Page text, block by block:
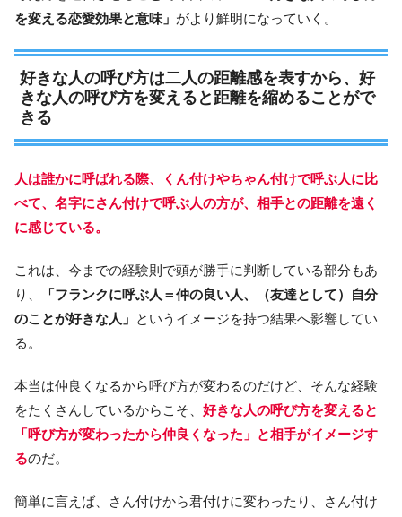
を変える恋愛効果と意味」 がより鮮明になっていく。
好きな人の呼び方は二人の距離感を表すから、好
きな人の呼び方を変えると距離を縮めることがで
きる
人は誰かに呼ばれる際、くん付けやちゃん付けで呼ぶ人に比
べて、名字にさん付けで呼ぶ人の方が、相手との距離を遠く
に感じている。
これは、今までの経験則で頭が勝手に判断している部分もあ
り、
「フランクに呼ぶ人＝仲の良い人、（友達として）自分
のことが好きな人」 というイメージを持つ結果へ影響してい
る。
本当は仲良くなるから呼び方が変わるのだけど、そんな経験
をたくさんしているからこそ、 好きな人の呼び方を変えると
「呼び方が変わったから仲良くなった」と相手がイメージす
るのだ。
簡単に言えば、さん付けから君付けに変わったり、さん付け